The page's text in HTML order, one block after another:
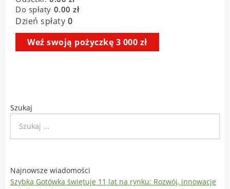
Szukaj
Najnowsze wiadomości
Szybka Gotówka świętuje 11 lat na rynku: Rozwój, innowacje